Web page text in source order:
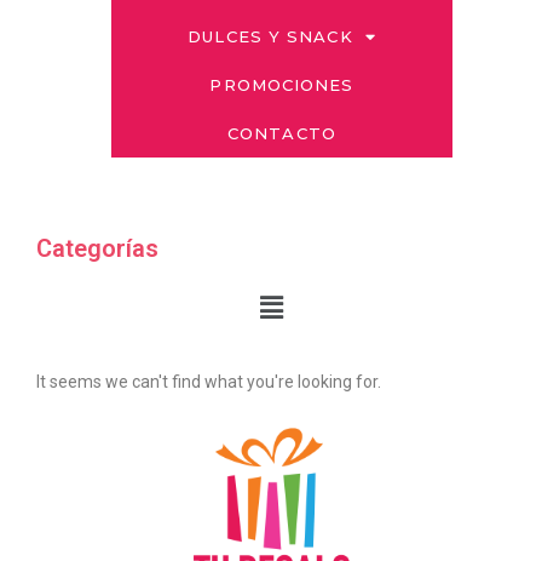
DULCES Y SNACK
PROMOCIONES
CONTACTO
Categorías
It seems we can't find what you're looking for.